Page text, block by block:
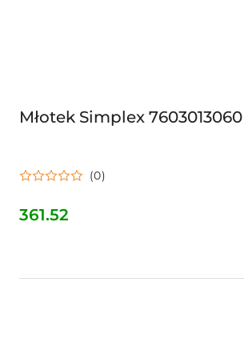
Młotek Simplex 7603013060
(0)
Cena:
361.52